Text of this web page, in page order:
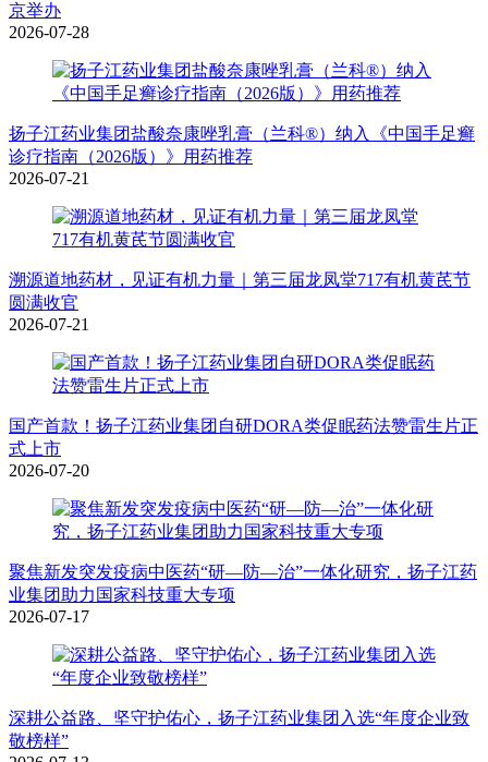
京举办
2026-07-28
扬子江药业集团盐酸奈康唑乳膏（兰科®）纳入《中国手足癣
诊疗指南（2026版）》用药推荐
2026-07-21
溯源道地药材，见证有机力量｜第三届龙凤堂717有机黄芪节
圆满收官
2026-07-21
国产首款！扬子江药业集团自研DORA类促眠药法赞雷生片正
式上市
2026-07-20
聚焦新发突发疫病中医药“研—防—治”一体化研究，扬子江药
业集团助力国家科技重大专项
2026-07-17
深耕公益路、坚守护佑心，扬子江药业集团入选“年度企业致
敬榜样”